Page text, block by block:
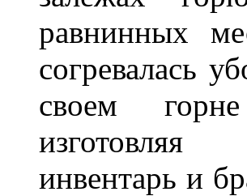
равнинных
согревалась
своем горне
изготовляя
инвентарь и